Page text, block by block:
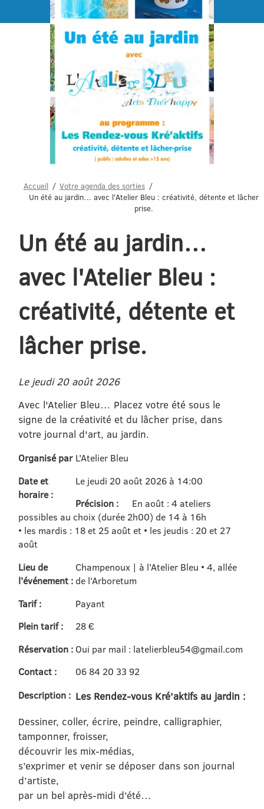
Menu
Accueil
Votre agenda des sorties
Un été au jardin… avec l'Atelier Bleu : créativité, détente et lâcher
prise.
Un été au jardin…
avec l'Atelier Bleu :
créativité, détente et
lâcher prise.
Le jeudi 20 août 2026
Avec l'Atelier Bleu… Placez votre été sous le
signe de la créativité et du lâcher prise, dans
votre journal d'art, au jardin.
Organisé par L'Atelier Bleu
Date et
horaire :
Le jeudi 20 août 2026 à 14:00
Précision :
En août : 4 ateliers
possibles au choix (durée 2h00) de 14 à 16h
• les mardis : 18 et 25 août et • les jeudis : 20 et 27
août
Lieu de
l'événement :
Champenoux | à l'Atelier Bleu • 4, allée
de l'Arboretum
Tarif :
Payant
Plein tarif :
28 €
Réservation : Oui par mail : latelierbleu54@gmail.com
Contact :
06 84 20 33 92
Description : Les Rendez-vous Kré’aktifs au jardin :
Dessiner, coller, écrire, peindre, calligraphier,
tamponner, froisser,
découvrir les mix-médias,
s’exprimer et venir se déposer dans son journal
d’artiste,
par un bel après-midi d’été…